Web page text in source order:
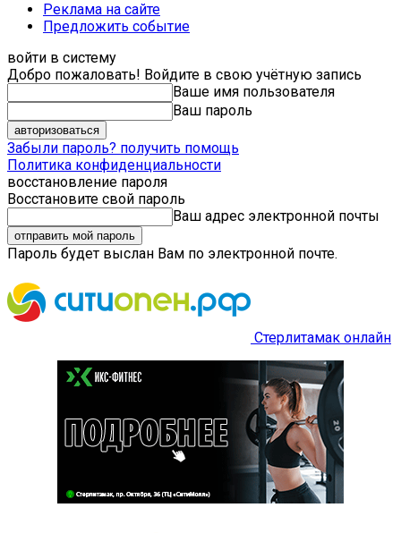
Реклама на сайте
Предложить событие
войти в систему
Добро пожаловать! Войдите в свою учётную запись
Ваше имя пользователя
Ваш пароль
Забыли пароль? получить помощь
Политика конфиденциальности
восстановление пароля
Восстановите свой пароль
Ваш адрес электронной почты
Пароль будет выслан Вам по электронной почте.
Стерлитамак онлайн